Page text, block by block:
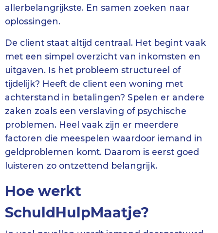
allerbelangrijkste. En samen zoeken naar
oplossingen.
De client staat altijd centraal. Het begint vaak
met een simpel overzicht van inkomsten en
uitgaven. Is het probleem structureel of
tijdelijk? Heeft de client een woning met
achterstand in betalingen? Spelen er andere
zaken zoals een verslaving of psychische
problemen. Heel vaak zijn er meerdere
factoren die meespelen waardoor iemand in
geldproblemen komt. Daarom is eerst goed
luisteren zo ontzettend belangrijk.
Hoe werkt
SchuldHulpMaatje?